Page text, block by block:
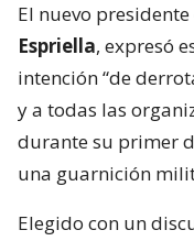
El nuevo
Espriella, expresó
intención “de
y a todas las
durante su primer
una guarnición
Elegido con un